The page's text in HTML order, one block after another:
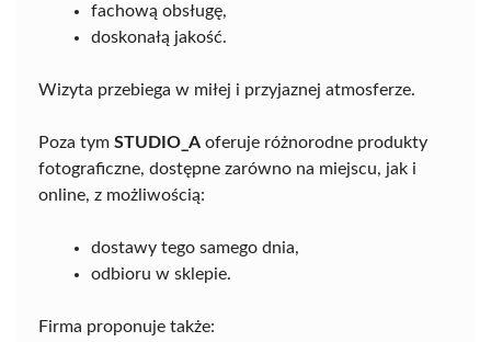
fachową obsługę,
doskonałą jakość.
Wizyta przebiega w miłej i przyjaznej atmosferze.
Poza tym STUDIO_A oferuje różnorodne produkty
fotograficzne, dostępne zarówno na miejscu, jak i
online, z możliwością:
dostawy tego samego dnia,
odbioru w sklepie.
Firma proponuje także: